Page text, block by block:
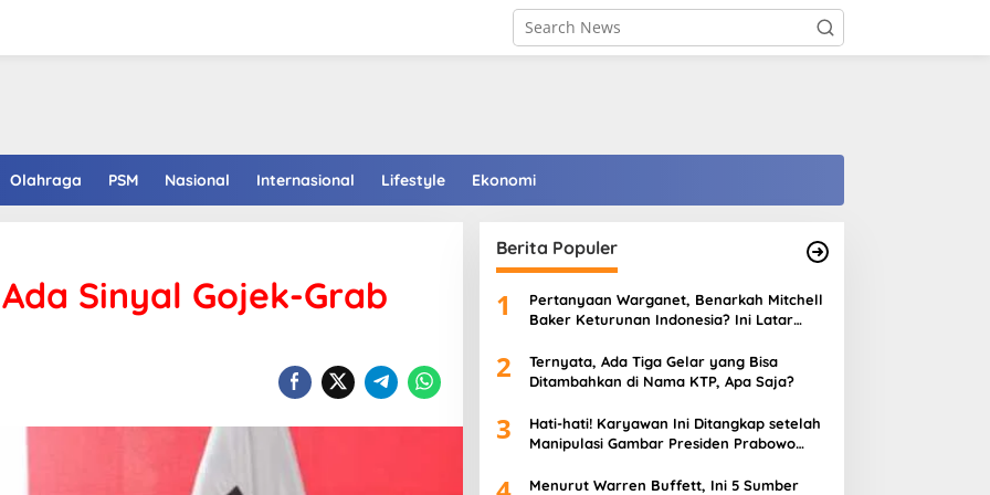
Olahraga PSM Nasional Internasional Lifestyle Ekonomi
Sinyal Gojek-Grab
Berita Populer
1
Pertanyaan Warganet, Benarkah Mitchell
Baker Keturunan Indonesia? Ini Latar
2
Ternyata, Ada Tiga Gelar yang Bisa
Ditambahkan di Nama KTP, Apa Saja?
3
Hati-hati! Karyawan Ini Ditangkap setelah
Manipulasi Gambar Presiden Prabowo
Menurut Warren Buffett, Ini 5 Sumber